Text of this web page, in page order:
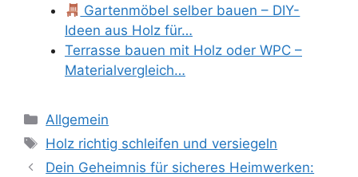
Gartenmöbel selber bauen – DIY-
Ideen aus Holz für…
Terrasse bauen mit Holz oder WPC –
Materialvergleich…
Kategorien
Allgemein
Schlagwörter
Holz richtig schleifen und versiegeln
Dein Geheimnis für sicheres Heimwerken: